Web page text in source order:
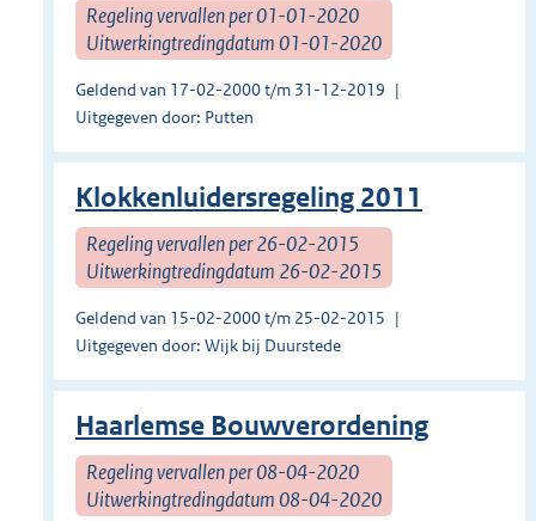
Regeling vervallen per 01-01-2020
Uitwerkingtredingdatum 01-01-2020
Geldend van 17-02-2000 t/m 31-12-2019
Uitgegeven door: Putten
Klokkenluidersregeling 2011
Regeling vervallen per 26-02-2015
Uitwerkingtredingdatum 26-02-2015
Geldend van 15-02-2000 t/m 25-02-2015
Uitgegeven door: Wijk bij Duurstede
Haarlemse Bouwverordening
Regeling vervallen per 08-04-2020
Uitwerkingtredingdatum 08-04-2020